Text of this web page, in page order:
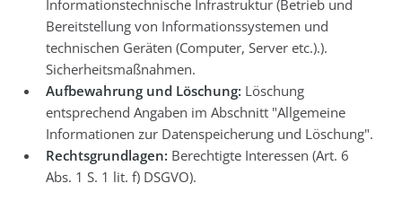
Informationstechnische Infrastruktur (Betrieb und
Bereitstellung von Informationssystemen und
technischen Geräten (Computer, Server etc.).).
Sicherheitsmaßnahmen.
Aufbewahrung und Löschung: Löschung
entsprechend Angaben im Abschnitt "Allgemeine
Informationen zur Datenspeicherung und Löschung".
Rechtsgrundlagen: Berechtigte Interessen (Art. 6
Abs. 1 S. 1 lit. f) DSGVO).